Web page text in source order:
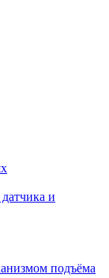
и
подъёма